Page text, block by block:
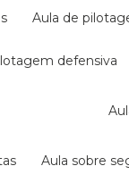
aula de
defensiva
aula sobre